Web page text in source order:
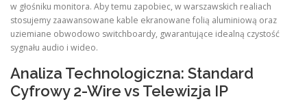
w głośniku monitora. Aby temu zapobiec, w warszawskich realiach
stosujemy zaawansowane kable ekranowane folią aluminiową oraz
uziemiane obwodowo switchboardy, gwarantujące idealną czystość
sygnału audio i wideo.
Analiza Technologiczna: Standard
Cyfrowy 2-Wire vs Telewizja IP